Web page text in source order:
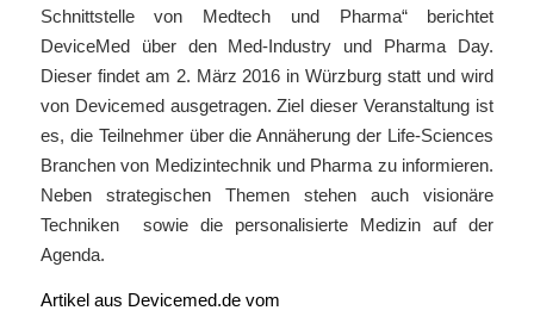
Schnittstelle von Medtech und Pharma“ berichtet
DeviceMed über den Med-Industry und Pharma Day.
Dieser findet am 2. März 2016 in Würzburg statt und wird
von Devicemed ausgetragen. Ziel dieser Veranstaltung ist
es, die Teilnehmer über die Annäherung der Life-Sciences
Branchen von Medizintechnik und Pharma zu informieren.
Neben strategischen Themen stehen auch visionäre
Techniken sowie die personalisierte Medizin auf der
Agenda.
Artikel aus Devicemed.de vom